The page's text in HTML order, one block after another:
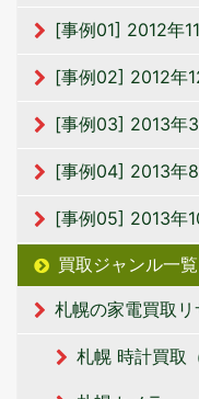
[事例01] 2012年
[事例02] 2012年
[事例03] 2013年
[事例04] 2013年
[事例05] 2013年
買取ジャンル一覧
札幌の家電買取
札幌 時計買取